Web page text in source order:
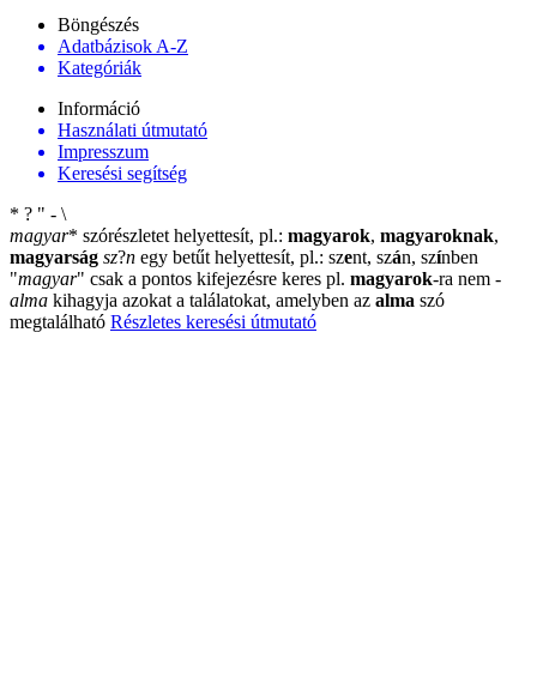
Böngészés
Adatbázisok A-Z
Kategóriák
Információ
Használati útmutató
Impresszum
Keresési segítség
* ? " - \
magyar* szórészletet helyettesít, pl.: magyarok, magyaroknak,
magyarság sz?n egy betűt helyettesít, pl.: szent, szán, színben
"magyar" csak a pontos kifejezésre keres pl. magyarok-ra nem -
alma kihagyja azokat a találatokat, amelyben az alma szó
megtalálható Részletes keresési útmutató